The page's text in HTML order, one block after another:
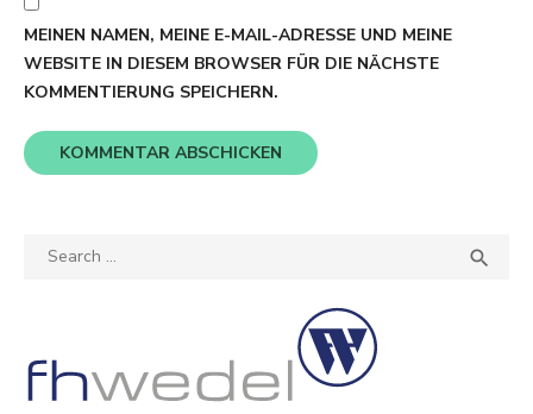
MEINEN NAMEN, MEINE E-MAIL-ADRESSE UND MEINE
WEBSITE IN DIESEM BROWSER FÜR DIE NÄCHSTE
KOMMENTIERUNG SPEICHERN.
Search
